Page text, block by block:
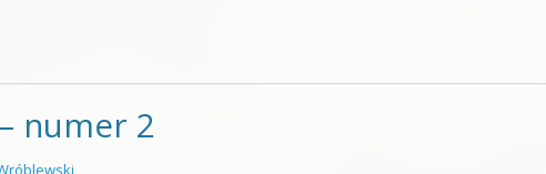
numer 2